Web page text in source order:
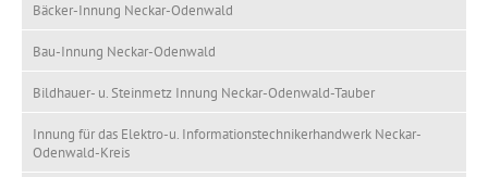
Bäcker-Innung Neckar-Odenwald
Bau-Innung Neckar-Odenwald
Bildhauer- u. Steinmetz Innung Neckar-Odenwald-Tauber
Innung für das Elektro-u. Informationstechnikerhandwerk Neckar-
Odenwald-Kreis